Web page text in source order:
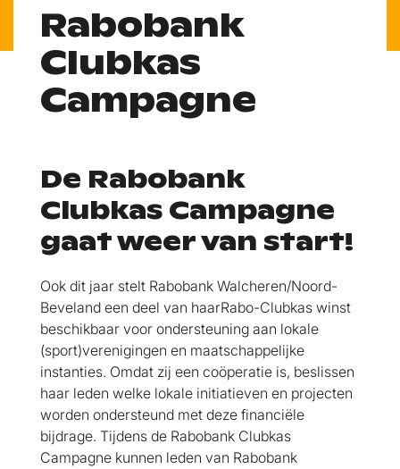
Rabobank
Clubkas
Campagne
De Rabobank
Clubkas Campagne
gaat weer van start!
Ook dit jaar stelt Rabobank Walcheren/Noord-
Beveland een deel van haarRabo-Clubkas winst
beschikbaar voor ondersteuning aan lokale
(sport)verenigingen en maatschappelijke
instanties. Omdat zij een coöperatie is, beslissen
haar leden welke lokale initiatieven en projecten
worden ondersteund met deze financiële
bijdrage. Tijdens de Rabobank Clubkas
Campagne kunnen leden van Rabobank